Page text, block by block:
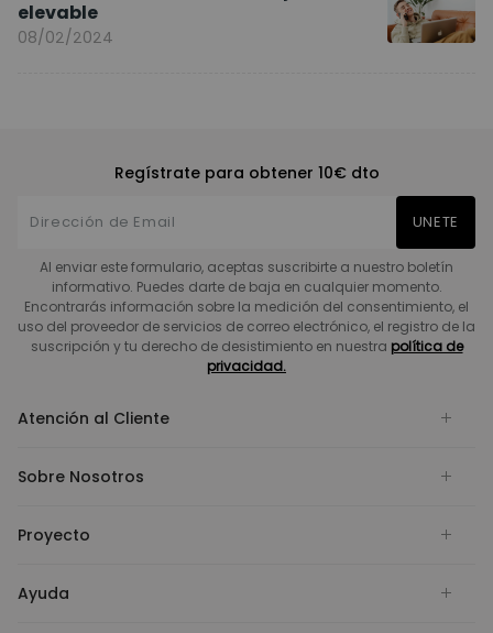
elevable
08/02/2024
Regístrate para obtener 10€ dto
UNETE
Al enviar este formulario, aceptas suscribirte a nuestro boletín
informativo. Puedes darte de baja en cualquier momento.
Encontrarás información sobre la medición del consentimiento, el
uso del proveedor de servicios de correo electrónico, el registro de la
suscripción y tu derecho de desistimiento en nuestra política de
privacidad.
Atención al Cliente
Sobre Nosotros
Proyecto
Ayuda